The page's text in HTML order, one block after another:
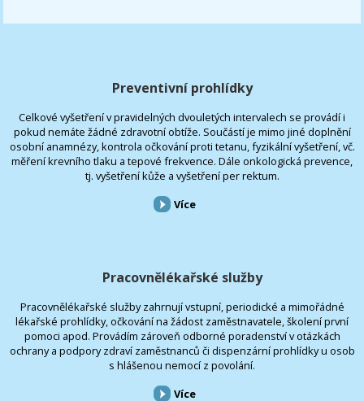
Preventivní prohlídky
Celkové vyšetření v pravidelných dvouletých intervalech se provádí i
pokud nemáte žádné zdravotní obtíže. Součástí je mimo jiné doplnění
osobní anamnézy, kontrola očkování proti tetanu, fyzikální vyšetření, vč.
měření krevního tlaku a tepové frekvence. Dále onkologická prevence,
tj. vyšetření kůže a vyšetření per rektum.
Více
Pracovnělékařské služby
Pracovnělékařské služby zahrnují vstupní, periodické a mimořádné
lékařské prohlídky, očkování na žádost zaměstnavatele, školení první
pomoci apod. Provádím zároveň odborné poradenství v otázkách
ochrany a podpory zdraví zaměstnanců či dispenzární prohlídky u osob
s hlášenou nemocí z povolání.
Více